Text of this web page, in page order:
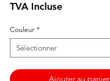
TVA Incluse
Couleur *
Ajouter au panier